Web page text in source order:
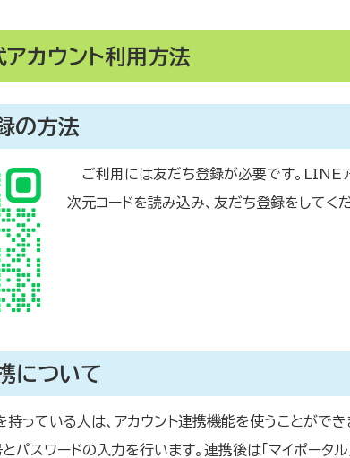
アカウント利用方法
の方法
ご利用には友だち登録が必要です。LINE
次元コードを読み込み、友だち登録をしてくだ
について
っている人は、アカウント連携機能を使うことができ
パスワードの入力を行います。連携後は「マイポータ